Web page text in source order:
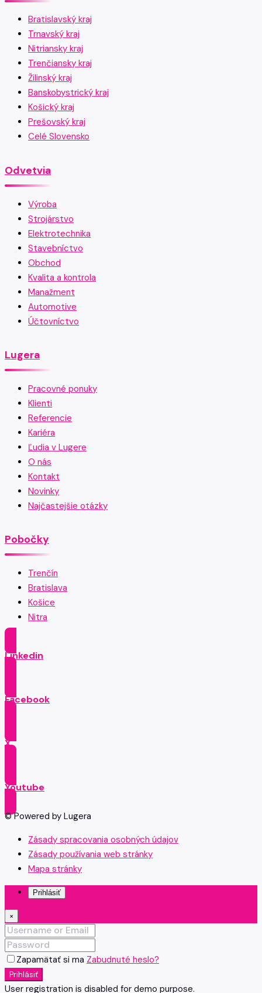
Bratislavský kraj
Trnavský kraj
Nitriansky kraj
Trenčiansky kraj
Žilinský kraj
Banskobystrický kraj
Košický kraj
Prešovský kraj
Celé Slovensko
Odvetvia
Výroba
Strojárstvo
Elektrotechnika
Stavebníctvo
Obchod
Kvalita a kontrola
Manažment
Automotive
Účtovníctvo
Lugera
Pracovné ponuky
Klienti
Referencie
Kariéra
Ľudia v Lugere
O nás
Kontakt
Novinky
Najčastejšie otázky
Pobočky
Trenčín
Bratislava
Košice
Nitra
Linkedin
Facebook
X
Youtube
© Powered by Lugera
Zásady spracovania osobných údajov
Zásady používania web stránky
Mapa stránky
Prihlásiť
×
Zapamätať si ma Zabudnuté heslo?
Prihlásiť
User registration is disabled for demo purpose.